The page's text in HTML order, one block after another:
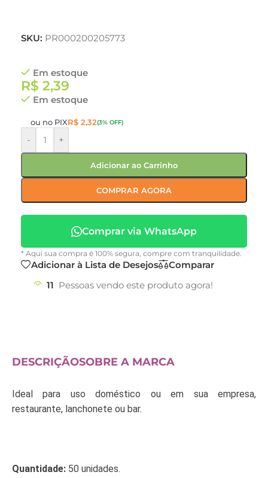
SKU: PR000200205773
Em estoque
R$ 2,39
Em estoque
ou no PIXR$ 2,32(3% OFF)
- +
Adicionar ao Carrinho
COMPRAR AGORA
Comprar via WhatsApp
* Aqui sua compra é 100% segura, compre com tranquilidade.
Adicionar à Lista de Desejos
Comparar
11 Pessoas vendo este produto agora!
DESCRIÇÃOSOBRE A MARCA
Ideal para uso doméstico ou em sua empresa,
restaurante, lanchonete ou bar.
Quantidade: 50 unidades.